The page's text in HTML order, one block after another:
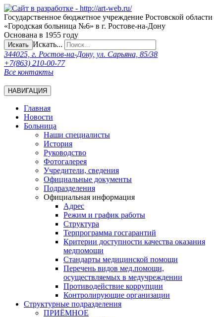
Государственное бюджетное учреждение Ростовской области
«Городская больница №6» в г. Ростове-на-Дону
Основана в 1955 году
Искать Искать...
344025, г. Ростов-на-Дону, ул. Сарьяна, 85/38
+7(863) 210-00-77
Все контакты
НАВИГАЦИЯ
Главная
Новости
Больница
Наши специалисты
История
Руководство
Фотогалерея
Учредители, сведения
Официальные документы
Подразделения
Официальная информация
Адрес
Режим и график работы
Структура
Терпрограмма госгарантий
Критерии доступности качества оказания
медпомощи
​Стандарты медицинской помощи
Перечень видов мед.помощи,
осуществляемых в медучреждении
Противодействие коррупции
Контролирующие организации
Структурные подразделения
ПРИЁМНОЕ